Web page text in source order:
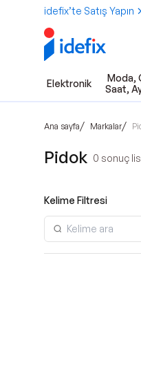
idefix’te Satış Yapın
Elektronik
Moda,
Saat,
Ana sayfa/ Markalar/
Pidok 0 sonuç
Kelime Filtresi